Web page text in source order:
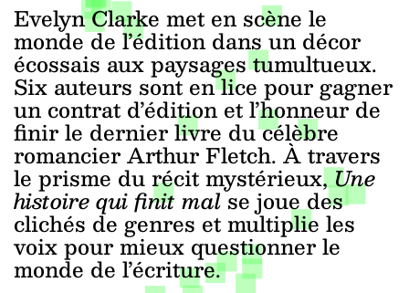
Evelyn Clarke met en scène le
monde de l’édition dans un décor
écossais aux paysages tumultueux.
Six auteurs sont en lice pour gagner
un contrat d’édition et l’honneur de
finir le dernier livre du célèbre
romancier Arthur Fletch. À travers
le prisme du récit mystérieux,Une
histoire qui finit malse joue des
clichés de genres et multiplie les
voix pour mieux questionner le
monde de l’écriture.